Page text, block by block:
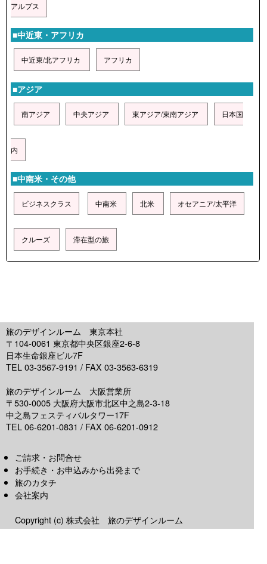
アルプス
■中近東・アフリカ
中近東/北アフリカ アフリカ
■アジア
南アジア 中央アジア 東アジア/東南アジア 日本国
内
■中南米・その他
ビジネスクラス 中南米 北米 オセアニア/太平洋
クルーズ 滞在型の旅
旅のデザインルーム 東京本社
〒104-0061 東京都中央区銀座2-6-8
日本生命銀座ビル7F
TEL 03-3567-9191 / FAX 03-3563-6319
旅のデザインルーム 大阪営業所
〒530-0005 大阪府大阪市北区中之島2-3-18
中之島フェスティバルタワー17F
TEL 06-6201-0831 / FAX 06-6201-0912
ご請求・お問合せ
お手続き・お申込みから出発まで
旅のカタチ
会社案内
Copyright (c) 株式会社 旅のデザインルーム